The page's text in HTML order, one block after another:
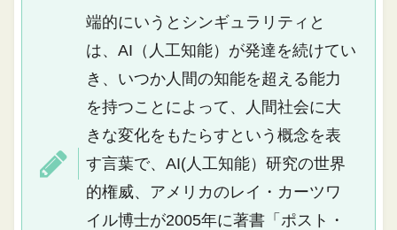
端的にいうとシンギュラリティと
は、AI（人工知能）が発達を続けてい
き、いつか人間の知能を超える能力
を持つことによって、人間社会に大
きな変化をもたらすという概念を表
す言葉で、AI(人工知能）研究の世界
的権威、アメリカのレイ・カーツワ
イル博士が2005年に著書「ポスト・